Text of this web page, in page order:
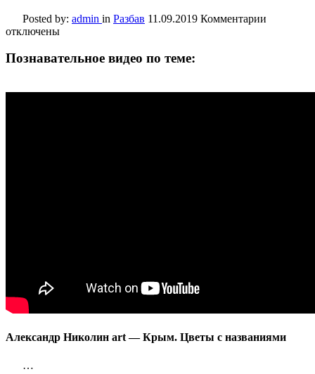
Posted by: admin in Разбав 11.09.2019 Комментарии
Крым.
отключены
Познавательное видео по теме:
Александр Николин art — Крым. Цветы с названиями
…